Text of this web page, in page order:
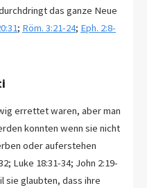
das ganze Neue
; Röm. 3:21-24; Eph. 2:8-
errettet waren, aber man
konnten wenn sie nicht
Luke 18:31-34; John 2:19-
sie glaubten, dass ihre